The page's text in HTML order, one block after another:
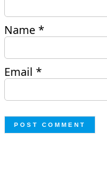
Name*
Email*